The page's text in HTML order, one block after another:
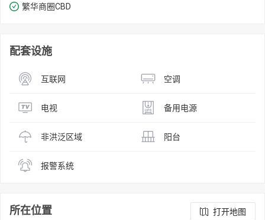
繁华商圈​​CBD
配套设施
互联网 空调
电视 备用电源
非洪泛区域 阳台
报警系统
所在位置
打开地图